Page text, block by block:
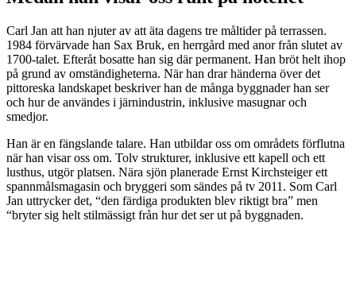
Carl Jan att han njuter av att äta dagens tre måltider på terrassen.
1984 förvärvade han Sax Bruk, en herrgård med anor från slutet av
1700-talet. Efteråt bosatte han sig där permanent. Han bröt helt ihop
på grund av omständigheterna. När han drar händerna över det
pittoreska landskapet beskriver han de många byggnader han ser
och hur de användes i järnindustrin, inklusive masugnar och
smedjor.
Han är en fängslande talare. Han utbildar oss om områdets förflutna
när han visar oss om. Tolv strukturer, inklusive ett kapell och ett
lusthus, utgör platsen. Nära sjön planerade Ernst Kirchsteiger ett
spannmålsmagasin och bryggeri som sändes på tv 2011. Som Carl
Jan uttrycker det, “den färdiga produkten blev riktigt bra” men
“bryter sig helt stilmässigt från hur det ser ut på byggnaden.